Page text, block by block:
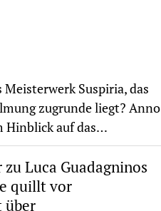
Suspiria, das
zugrunde liegt? Anno
Hinblick auf das…
Luca Guadagninos
quillt vor
über